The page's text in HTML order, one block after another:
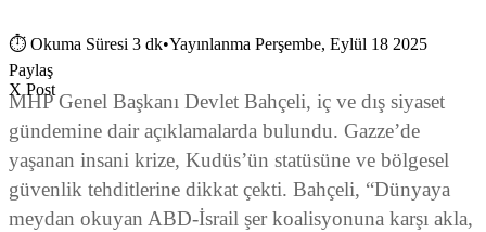
⏱ Okuma Süresi 3 dk•Yayınlanma Perşembe, Eylül 18 2025
Paylaş
X Post
MHP Genel Başkanı Devlet Bahçeli, iç ve dış siyaset
gündemine dair açıklamalarda bulundu. Gazze’de
yaşanan insani krize, Kudüs’ün statüsüne ve bölgesel
güvenlik tehditlerine dikkat çekti. Bahçeli, “Dünyaya
meydan okuyan ABD-İsrail şer koalisyonuna karşı akla,